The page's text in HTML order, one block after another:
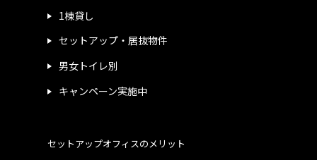
1棟貸し
セットアップ・居抜物件
男女トイレ別
キャンペーン実施中
セットアップオフィスのメリット